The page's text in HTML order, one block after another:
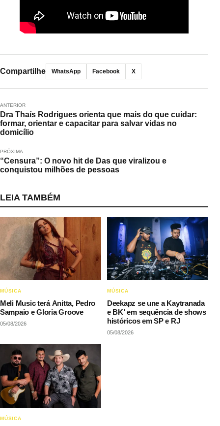
Compartilhe WhatsApp Facebook X
ANTERIOR
Dra Thaís Rodrigues orienta que mais do que cuidar:
formar, orientar e capacitar para salvar vidas no
domicílio
PRÓXIMA
“Censura”: O novo hit de Das que viralizou e
conquistou milhões de pessoas
LEIA TAMBÉM
MÚSICA
Meli Music terá Anitta, Pedro
Sampaio e Gloria Groove
05/08/2026
MÚSICA
Deekapz se une a Kaytranada
e BK’ em sequência de shows
históricos em SP e RJ
05/08/2026
MÚSICA